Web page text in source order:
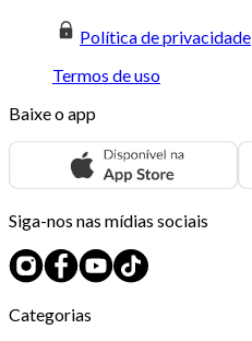
Política de privacidade
Termos de uso
Baixe o app
Siga-nos nas mídias sociais
Categorias